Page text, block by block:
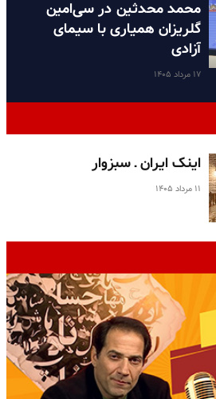
محمد محدثین در سی‌امین
گلریزان همیاری با سیمای
آزادی
۱۷ مرداد ۱۴۰۵
اینک ایران ـ سبزوار
۱۱ مرداد ۱۴۰۵